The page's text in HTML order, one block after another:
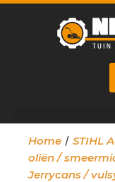
Home / STIHL
oliën /
Jerrycans /